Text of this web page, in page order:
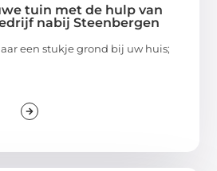
tuin met de hulp van
nabij Steenbergen
een stukje grond bij uw huis;